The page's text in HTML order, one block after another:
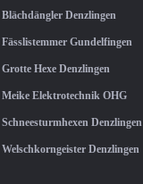
Blächdängler Denzlingen
Fässlistemmer Gundelfingen
Grotte Hexe Denzlingen
Meike Elektrotechnik OHG
Schneesturmhexen Denzlingen
Welschkorngeister Denzlingen